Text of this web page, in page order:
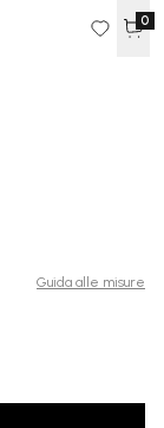
0
19 €
Guida alle misure